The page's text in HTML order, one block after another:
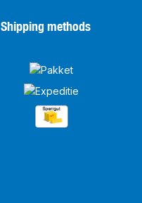
Shipping methods